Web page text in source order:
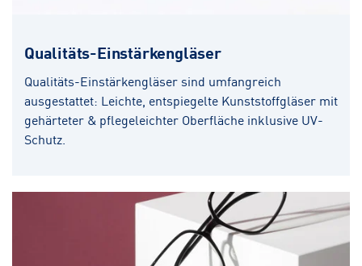
Qualitäts-Einstärkengläser
Qualitäts-Einstärkengläser sind umfangreich
ausgestattet: Leichte, entspiegelte Kunststoffgläser mit
gehärteter & pflegeleichter Oberfläche inklusive UV-
Schutz.